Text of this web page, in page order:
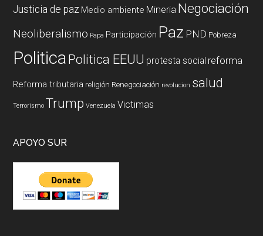
Justicia de paz Medio ambiente Mineria Negociación
Neoliberalismo Papa Participación Paz PND Pobreza
PoliticaPolitica EEUU protesta social reforma
Reforma tributaria religión Renegociación revolucion salud
Terrorismo Trump Venezuela Victimas
APOYO SUR